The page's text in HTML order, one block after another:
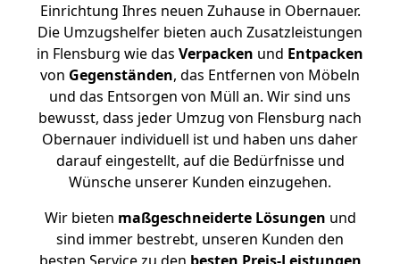
Einrichtung Ihres neuen Zuhause in Obernauer.
Die Umzugshelfer bieten auch Zusatzleistungen
in Flensburg wie das Verpacken und Entpacken
von Gegenständen, das Entfernen von Möbeln
und das Entsorgen von Müll an. Wir sind uns
bewusst, dass jeder Umzug von Flensburg nach
Obernauer individuell ist und haben uns daher
darauf eingestellt, auf die Bedürfnisse und
Wünsche unserer Kunden einzugehen.
Wir bieten maßgeschneiderte Lösungen und
sind immer bestrebt, unseren Kunden den